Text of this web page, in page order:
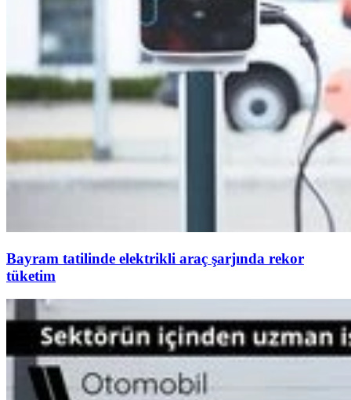
Bayram tatilinde elektrikli araç şarjında rekor
tüketim